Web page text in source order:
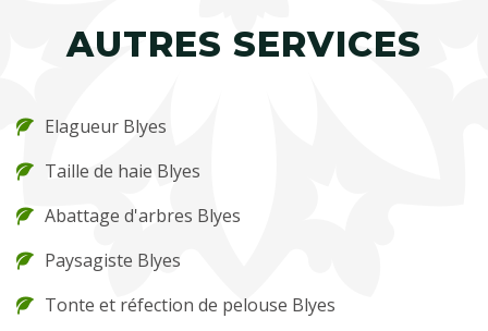
AUTRES SERVICES
Elagueur Blyes
Taille de haie Blyes
Abattage d'arbres Blyes
Paysagiste Blyes
Tonte et réfection de pelouse Blyes